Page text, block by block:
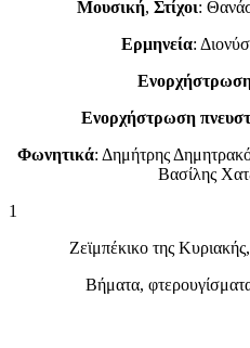
Μουσική, Στίχοι:
Ερμηνεία:
Ενορχήστρωση
Φωνητικά: Δημήτρης
Βασίλης
1
Ζεϊμπέκικο της
Βήματα,